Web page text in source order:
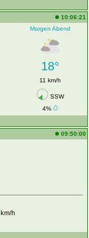
10:06:21
Morgen Abend
18°
11 km/h
SSW
4%
09:50:00
h